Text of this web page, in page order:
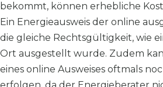
bekommt, können erhebliche
Ein Energieausweis der online
die gleiche Rechtsgültigkeit, wie
Ort ausgestellt wurde. Zudem
eines online Ausweises oftmals